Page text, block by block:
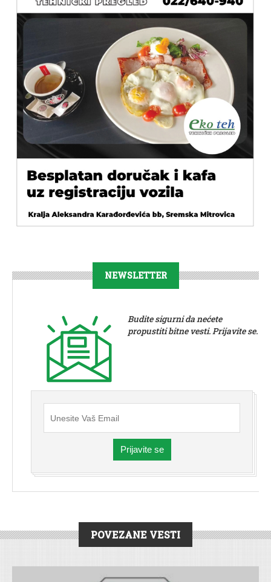
NEWSLETTER
Budite sigurni da nećete
propustiti bitne vesti. Prijavite se.
Prijavite se
POVEZANE VESTI